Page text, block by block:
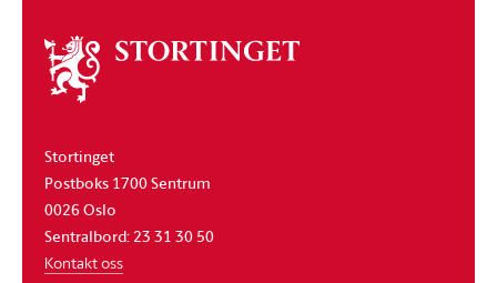
Om
stortinget
Stortinget
Postboks 1700 Sentrum
0026 Oslo
Sentralbord: 23 31 30 50
Kontakt oss